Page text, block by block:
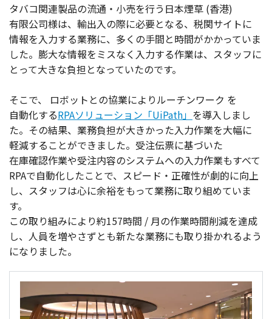
タバコ関連製品の流通 ・ 小売を行う 日本煙草 (香港)
有限公司様は、 輸出入の際に必要となる、 税関サイトに
情報を 入力する業務に、多くの手間と時間がかかっていま
した。 膨大な情報をミスなく 入力する作業は、 スタッフに
とって大きな負担 となっていたのです。
そこで、 ロボット との協業によりルーチンワーク を
自動化するRPAソリューション「UiPath」 を導入 しまし
た。その結果、 業務負担が大きかった入力作業を大幅に
軽減することができました。 受注伝票に基づいた
在庫確認作業や受注内容のシステムへの入力作業もすべて
RPAで自動化したことで、 スピード・ 正確性が劇的に向上
し、 スタッフは心に余裕をもって業務に取り組めていま
す。
この取り組みにより約157時間 / 月の作業時間削減を達成
し、 人員を増やさずとも新たな業務にも取り掛かれるよう
になりました。